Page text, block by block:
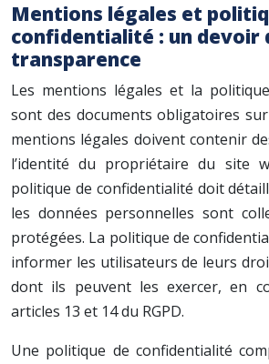
Mentions légales et
confidentialité : un devoir
transparence
Les mentions légales et la
sont des documents obligatoires
mentions légales doivent contenir
l’identité du propriétaire du site
politique de confidentialité doit
les données personnelles sont
protégées. La politique de
informer les utilisateurs de leurs
dont ils peuvent les exercer, en
articles 13 et 14 du RGPD.
Une politique de confidentialité